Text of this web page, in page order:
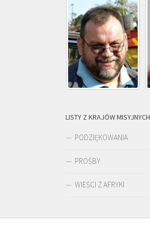
O. NOGAJ TOMASZ
SJ
LISTY Z KRAJÓW MISYJNYCH
PODZIĘKOWANIA
PROŚBY
WIEŚCI Z AFRYKI